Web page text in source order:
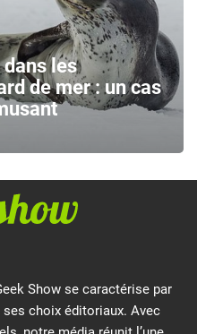
dans les
de mer : un cas
Show se caractérise par
choix éditoriaux. Avec